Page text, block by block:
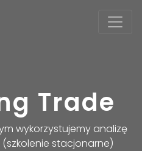
Trade
wykorzystujemy analizę
stacjonarne)